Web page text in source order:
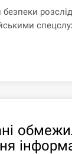
на
направити
для
безпеки